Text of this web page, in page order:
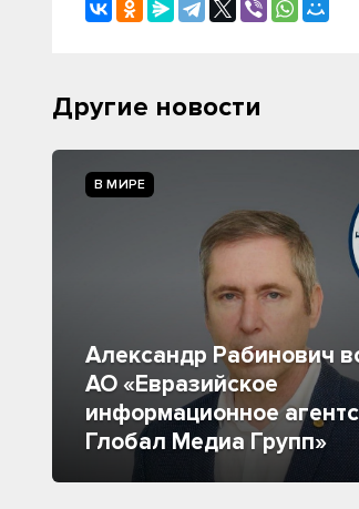
Другие новости
В МИРЕ
Александр Рабинович
АО «Евразийское
информационное
Глобал Медиа Групп»